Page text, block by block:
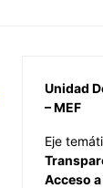
Unidad
– MEF
Eje
Acceso